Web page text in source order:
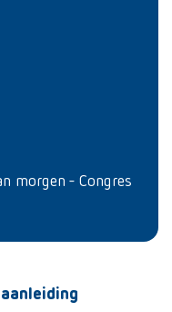
morgen - Congres